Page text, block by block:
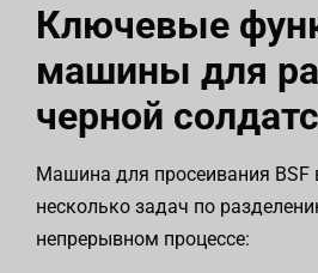
Ключевые
машины для
черной
Машина для просеивания BSF
несколько задач по
непрерывном процессе: